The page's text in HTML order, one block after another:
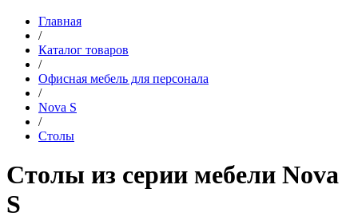
Главная
/
Каталог товаров
/
Офисная мебель для персонала
/
Nova S
/
Столы
Столы из серии мебели Nova
S